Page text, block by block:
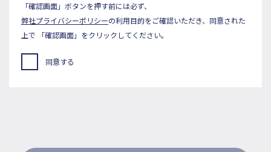
「確認画面」ボタンを押す前には必ず、
弊社プライバシーポリシーの利用目的をご確認いただき、同意された
上で 「確認画面」をクリックしてください。
同意する